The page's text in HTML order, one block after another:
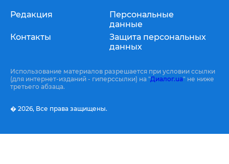
Редакция
Контакты
Персональные
данные
Защита персональных
данных
Использование материалов разрешается при условии ссылки
(для интернет-изданий - гиперссылки) на "Диалог.ua" не ниже
третьего абзаца.
� 2026, Все права защищены.